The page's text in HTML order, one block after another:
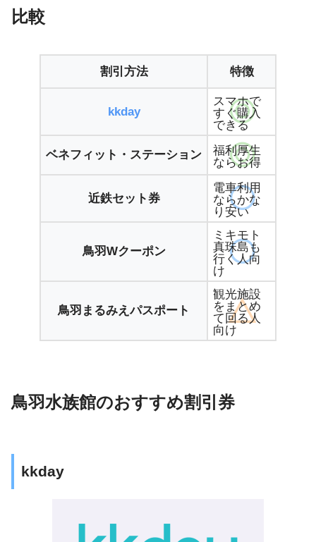
比較
割引方法 特徴
kkday
スマホで
すぐ購入
できる
ベネフィット・ステーション
福利厚生
ならお得
近鉄セット券
電車利用
ならかな
り安い
鳥羽Wクーポン
ミキモト
真珠島も
行く人向
け
鳥羽まるみえパスポート
観光施設
をまとめ
て回る人
向け
鳥羽水族館のおすすめ割引券
kkday